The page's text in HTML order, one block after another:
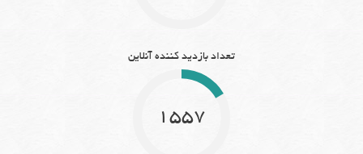
تعداد بازدید کننده آنلاین
1557